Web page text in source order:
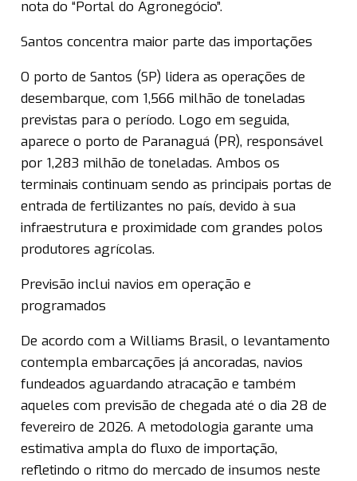
nota do “Portal do Agronegócio”.
Santos concentra maior parte das importações
O porto de Santos (SP) lidera as operações de
desembarque, com 1,566 milhão de toneladas
previstas para o período. Logo em seguida,
aparece o porto de Paranaguá (PR), responsável
por 1,283 milhão de toneladas. Ambos os
terminais continuam sendo as principais portas de
entrada de fertilizantes no país, devido à sua
infraestrutura e proximidade com grandes polos
produtores agrícolas.
Previsão inclui navios em operação e
programados
De acordo com a Williams Brasil, o levantamento
contempla embarcações já ancoradas, navios
fundeados aguardando atracação e também
aqueles com previsão de chegada até o dia 28 de
fevereiro de 2026. A metodologia garante uma
estimativa ampla do fluxo de importação,
refletindo o ritmo do mercado de insumos neste